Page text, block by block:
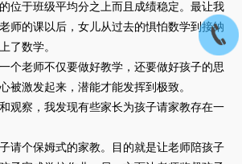
位于班级平均分之上而且成绩稳定。最让我
师的课以后，女儿从过去的惧怕数学到接纳
了数学。
老师不仅要做好教学，还要做好孩子的思
被激发起来，潜能才能发挥到极致。
察，我发现有些家长为孩子请家教存在一
个保姆式的家教。目的就是让老师陪孩子